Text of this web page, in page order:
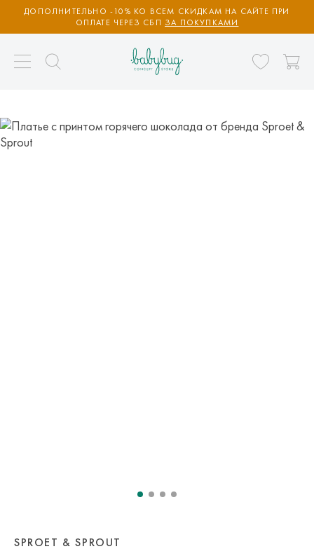
ДОПОЛНИТЕЛЬНО -10% КО ВСЕМ СКИДКАМ НА САЙТЕ ПРИ
ОПЛАТЕ ЧЕРЕЗ СБП ЗА ПОКУПКАМИ
SPROET & SPROUT